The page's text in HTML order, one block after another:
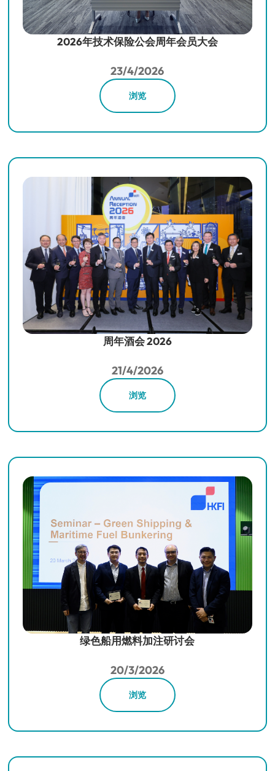
2026年技术保险公会周年会员大会
23/4/2026
浏览
周年酒会 2026
21/4/2026
浏览
绿色船用燃料加注研讨会
20/3/2026
浏览